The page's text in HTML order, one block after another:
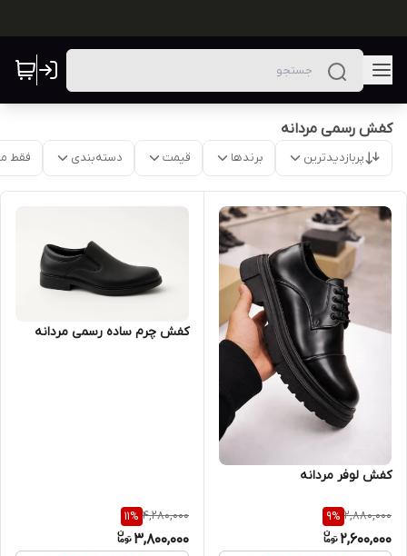
کفش رسمی مردانه
پربازدیدترین برندها قیمت دسته‌بندی فقط
کفش لوفر مردانه
2,880,000
9%
2,600,000
کفش چرم ساده رسمی مردانه
4,280,000
11%
3,800,000